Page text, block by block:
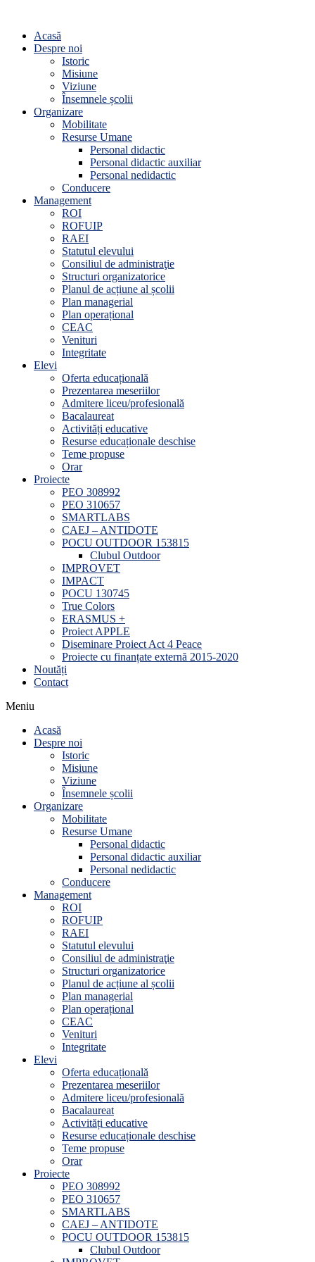
Acasă
Despre noi
Istoric
Misiune
Viziune
Însemnele școlii
Organizare
Mobilitate
Resurse Umane
Personal didactic
Personal didactic auxiliar
Personal nedidactic
Conducere
Management
ROI
ROFUIP
RAEI
Statutul elevului
Consiliul de administraţie
Structuri organizatorice
Planul de acțiune al școlii
Plan managerial
Plan operațional
CEAC
Venituri
Integritate
Elevi
Oferta educațională
Prezentarea meseriilor
Admitere liceu/profesională
Bacalaureat
Activități educative
Resurse educaționale deschise
Teme propuse
Orar
Proiecte
PEO 308992
PEO 310657
SMARTLABS
CAEJ – ANTIDOTE
POCU OUTDOOR 153815
Clubul Outdoor
IMPROVET
IMPACT
POCU 130745
True Colors
ERASMUS +
Proiect APPLE
Diseminare Proiect Act 4 Peace
Proiecte cu finanțate externă 2015-2020
Noutăți
Contact
Meniu
Acasă
Despre noi
Istoric
Misiune
Viziune
Însemnele școlii
Organizare
Mobilitate
Resurse Umane
Personal didactic
Personal didactic auxiliar
Personal nedidactic
Conducere
Management
ROI
ROFUIP
RAEI
Statutul elevului
Consiliul de administraţie
Structuri organizatorice
Planul de acțiune al școlii
Plan managerial
Plan operațional
CEAC
Venituri
Integritate
Elevi
Oferta educațională
Prezentarea meseriilor
Admitere liceu/profesională
Bacalaureat
Activități educative
Resurse educaționale deschise
Teme propuse
Orar
Proiecte
PEO 308992
PEO 310657
SMARTLABS
CAEJ – ANTIDOTE
POCU OUTDOOR 153815
Clubul Outdoor